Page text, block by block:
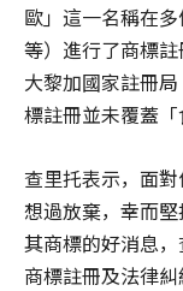
歐」這一名稱在
等）進行了商標
大黎加國家註冊
標註冊並未覆蓋「
查里托表示，面
想過放棄，幸而
其商標的好消息
商標註冊及法律糾